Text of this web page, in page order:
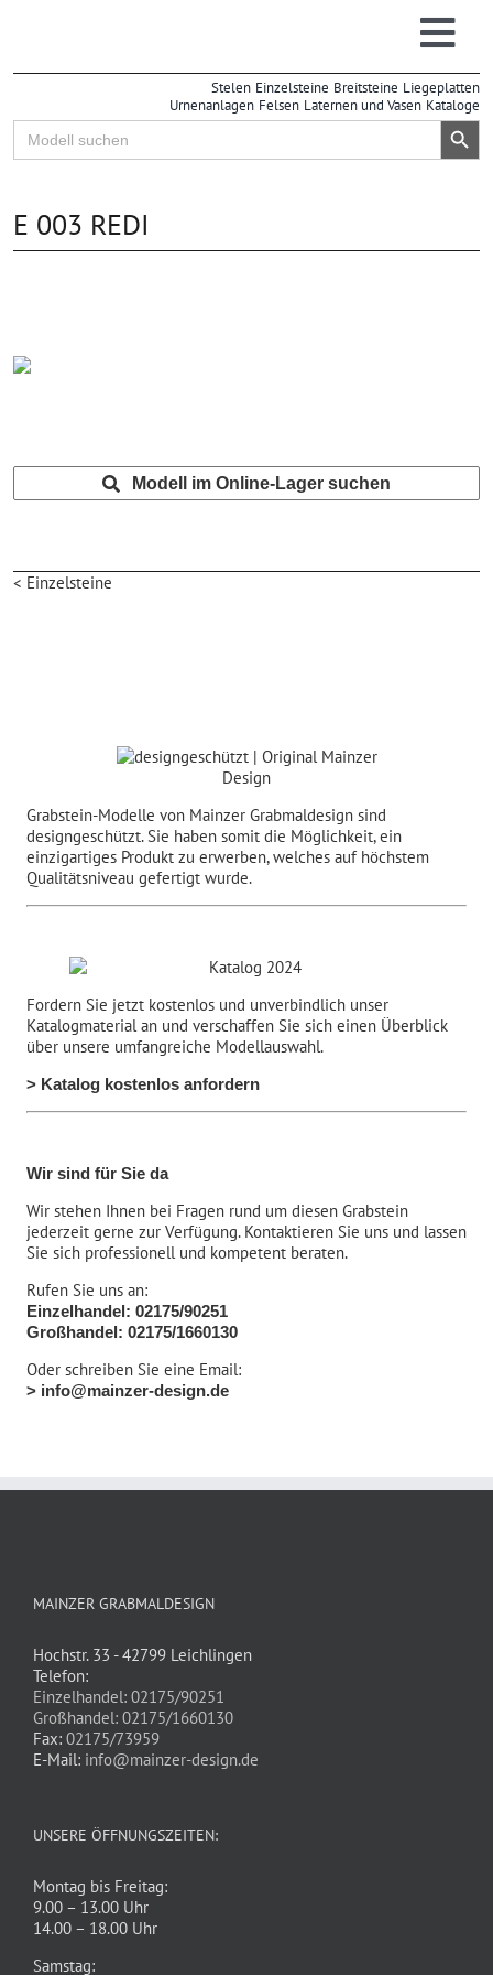
Stelen Einzelsteine Breitsteine Liegeplatten
Urnenanlagen Felsen Laternen und Vasen Kataloge
Search
for:
Search Button
E 003 REDI
Modell im Online-Lager suchen
< Einzelsteine
Grabstein-Modelle von Mainzer Grabmaldesign sind
designgeschützt. Sie haben somit die Möglichkeit, ein
einzigartiges Produkt zu erwerben, welches auf höchstem
Qualitätsniveau gefertigt wurde.
Fordern Sie jetzt kostenlos und unverbindlich unser
Katalogmaterial an und verschaffen Sie sich einen Überblick
über unsere umfangreiche Modellauswahl.
> Katalog kostenlos anfordern
Wir sind für Sie da
Wir stehen Ihnen bei Fragen rund um diesen Grabstein
jederzeit gerne zur Verfügung. Kontaktieren Sie uns und lassen
Sie sich professionell und kompetent beraten.
Rufen Sie uns an:
Einzelhandel: 02175/90251
Großhandel: 02175/1660130
Oder schreiben Sie eine Email:
> info@mainzer-design.de
MAINZER GRABMALDESIGN
Hochstr. 33 - 42799 Leichlingen
Telefon:
Einzelhandel: 02175/90251
Großhandel: 02175/1660130
Fax: 02175/73959
E-Mail: info@mainzer-design.de
UNSERE ÖFFNUNGSZEITEN:
Montag bis Freitag:
9.00 – 13.00 Uhr
14.00 – 18.00 Uhr
Samstag: